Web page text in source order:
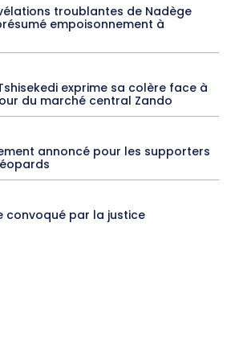
troublantes de Nadège
empoisonnement à
exprime sa colère face à
du marché central Zando
annoncé pour les supporters
convoqué par la justice